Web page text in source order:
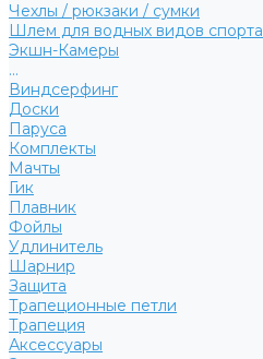
Чехлы / рюкзаки / сумки
Шлем для водных видов спорта
Экшн-Камеры
...
Виндсерфинг
Доски
Паруса
Комплекты
Мачты
Гик
Плавник
Фойлы
Удлинитель
Шарнир
Защита
Трапеционные петли
Трапеция
Аксессуары